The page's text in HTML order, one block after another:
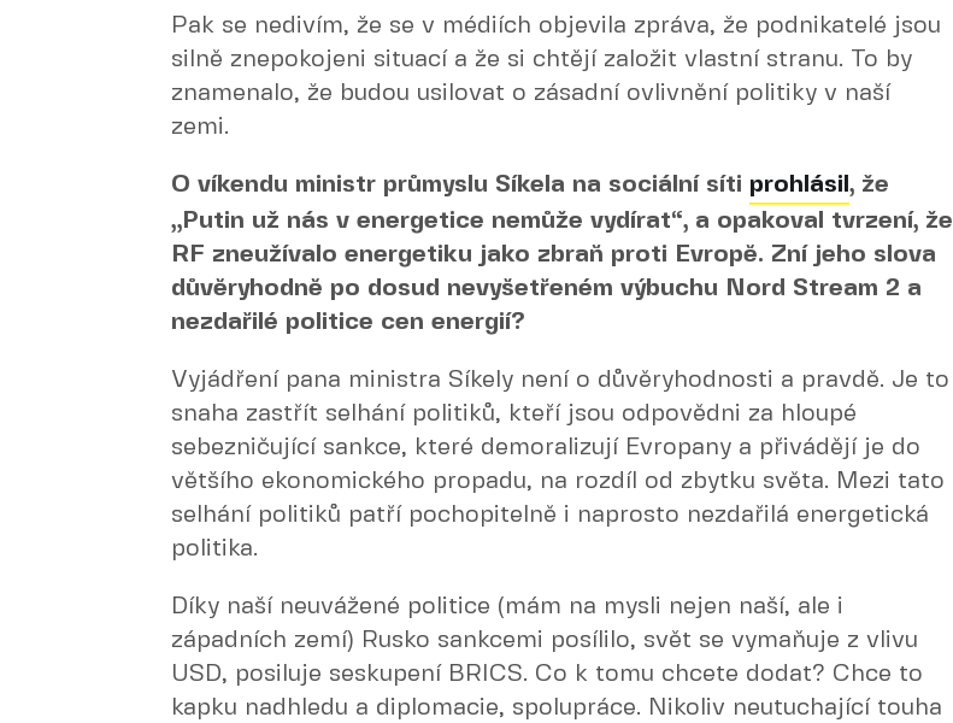
Pak se nedivím, že se v médiích objevila zpráva, že podnikatelé jsou
silně znepokojeni situací a že si chtějí založit vlastní stranu. To by
znamenalo, že budou usilovat o zásadní ovlivnění politiky v naší
zemi.
O víkendu ministr průmyslu Síkela na sociální síti prohlásil , že
„Putin už nás v energetice nemůže vydírat“, a opakoval tvrzení, že
RF zneužívalo energetiku jako zbraň proti Evropě. Zní jeho slova
důvěryhodně po dosud nevyšetřeném výbuchu Nord Stream 2 a
nezdařilé politice cen energií?
Vyjádření pana ministra Síkely není o důvěryhodnosti a pravdě. Je to
snaha zastřít selhání politiků, kteří jsou odpovědni za hloupé
sebezničující sankce, které demoralizují Evropany a přivádějí je do
většího ekonomického propadu, na rozdíl od zbytku světa. Mezi tato
selhání politiků patří pochopitelně i naprosto nezdařilá energetická
politika.
Díky naší neuvážené politice (mám na mysli nejen naší, ale i
západních zemí) Rusko sankcemi posílilo, svět se vymaňuje z vlivu
USD, posiluje seskupení BRICS. Co k tomu chcete dodat? Chce to
kapku nadhledu a diplomacie, spolupráce. Nikoliv neutuchající touha